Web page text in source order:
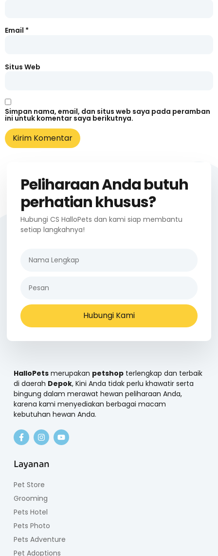
Email *
Situs Web
Simpan nama, email, dan situs web saya pada peramban
ini untuk komentar saya berikutnya.
Peliharaan Anda butuh
perhatian khusus?
Hubungi CS HalloPets dan kami siap membantu
setiap langkahnya!
Hubungi Kami
HalloPets merupakan petshop terlengkap dan terbaik
di daerah Depok, Kini Anda tidak perlu khawatir serta
bingung dalam merawat hewan peliharaan Anda,
karena kami menyediakan berbagai macam
kebutuhan hewan Anda.
Layanan
Pet Store
Grooming
Pets Hotel
Pets Photo
Pets Adventure
Pet Adoptions